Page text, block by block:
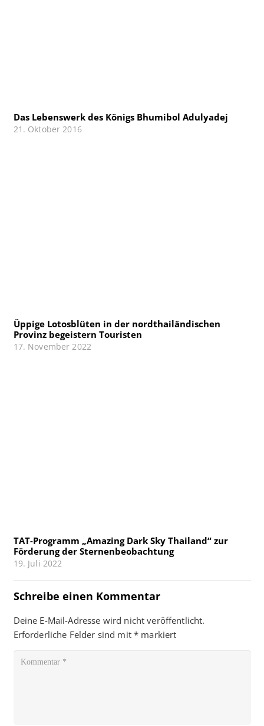
Das Lebenswerk des Königs Bhumibol Adulyadej
21. Oktober 2016
Üppige Lotosblüten in der nordthailändischen
Provinz begeistern Touristen
17. November 2022
TAT-Programm „Amazing Dark Sky Thailand“ zur
Förderung der Sternenbeobachtung
19. Juli 2022
Schreibe einen Kommentar
Deine E-Mail-Adresse wird nicht veröffentlicht.
Erforderliche Felder sind mit * markiert